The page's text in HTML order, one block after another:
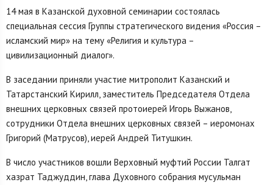
14 мая в Казанской духовной семинарии состоялась
специальная сессия Группы стратегического видения «Россия –
исламский мир» на тему «Религия и культура –
цивилизационный диалог».
В заседании приняли участие митрополит Казанский и
Татарстанский Кирилл, заместитель Председателя Отдела
внешних церковных связей протоиерей Игорь Выжанов,
сотрудники Отдела внешних церковных связей – иеромонах
Григорий (Матрусов), иерей Андрей Титушкин.
В число участников вошли Верховный муфтий России Талгат
хазрат Таджуддин, глава Духовного собрания мусульман